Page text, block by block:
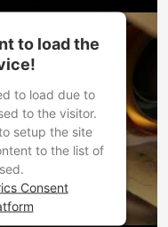
to load the
to load due to
to the visitor.
setup the site
to the list of
Consent